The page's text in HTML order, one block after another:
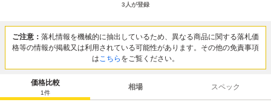
3 人が登録
ご注意： 落札情報を機械的に抽出しているため、異なる商品に関する落札価
格等の情報が掲載又は利用されている可能性があります。その他の免責事項
はこちら をご覧ください。
価格比較
1件
相場 スペック